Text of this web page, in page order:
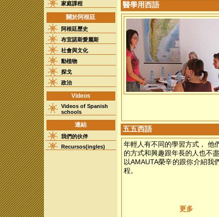
家庭課程
關於阿根廷
阿根廷歷史
布宜諾斯愛麗斯
社會與文化
動植物
探戈
政治
Videos
Videos of Spanish
schools
連結
我們的伙伴
Recursos(ingles)
醫學用西語
五五西語
年輕人有不同的學習方式， 他
的方式和興趣跟年長的人也不
以AMAUTA榮辛的跟你介紹我
程。
更多